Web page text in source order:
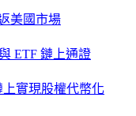
美國市場
ETF 鏈上通證
上實現股權代幣化